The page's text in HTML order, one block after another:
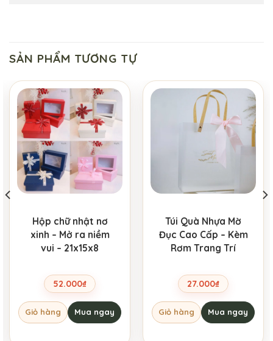
SẢN PHẨM TƯƠNG TỰ
Hộp chữ nhật nơ
xinh – Mở ra niềm
vui – 21x15x8
52.000₫
Giỏ hàng Mua ngay
Túi Quà Nhựa Mờ
Đục Cao Cấp – Kèm
Rơm Trang Trí
27.000₫
Giỏ hàng Mua ngay